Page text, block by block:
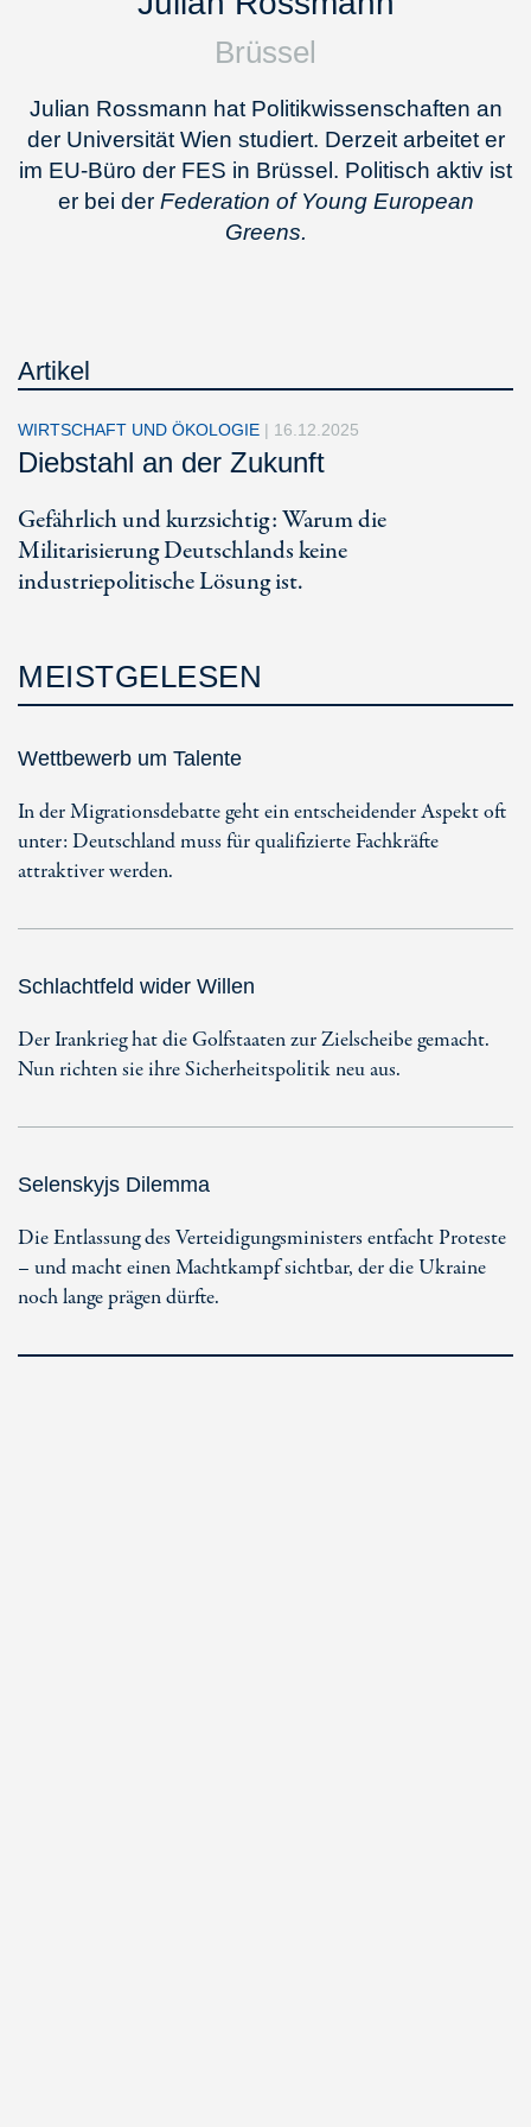
Brüssel
Julian Rossmann hat Politikwissenschaften an
der Universität Wien studiert. Derzeit arbeitet er
im EU-Büro der FES in Brüssel. Politisch aktiv ist
er bei der Federation of Young European
Greens.
Artikel
WIRTSCHAFT UND ÖKOLOGIE | 16.12.2025
Diebstahl an der Zukunft
Gefährlich und kurzsichtig: Warum die
Militarisierung Deutschlands keine
industriepolitische Lösung ist.
MEISTGELESEN
Wettbewerb um Talente
In der Migrationsdebatte geht ein entscheidender Aspekt oft
unter: Deutschland muss für qualifizierte Fachkräfte
attraktiver werden.
Schlachtfeld wider Willen
Der Irankrieg hat die Golfstaaten zur Zielscheibe gemacht.
Nun richten sie ihre Sicherheitspolitik neu aus.
Selenskyjs Dilemma
Die Entlassung des Verteidigungsministers entfacht Proteste
– und macht einen Machtkampf sichtbar, der die Ukraine
noch lange prägen dürfte.